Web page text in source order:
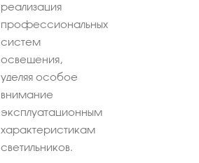
реализация
профессиональных
систем
освещения,
уделяя особое
внимание
эксплуатационным
характеристикам
светильников.